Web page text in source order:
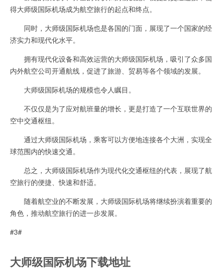
得大师级国际机场成为航空旅行的起点和终点。
同时，大师级国际机场也是各国的门面，展现了一个国家的经
济实力和现代化水平。
拥有现代化设备和高效运营的大师级国际机场，吸引了众多国
内外航空公司开通航线，促进了旅游、贸易等各个领域的发展。
大师级国际机场的规模也令人瞩目。
不仅仅是为了应对航班量的增长，更是打造了一个互联世界的
空中交通枢纽。
通过大师级国际机场，乘客可以方便地连接各个大洲，实现全
球范围内的快速交通。
总之，大师级国际机场作为现代化交通枢纽的代表，展现了航
空旅行的便捷、快速和舒适。
随着航空业的不断发展，大师级国际机场将继续扮演着重要的
角色，推动航空旅行的进一步发展。
#3#
大师级国际机场下载地址